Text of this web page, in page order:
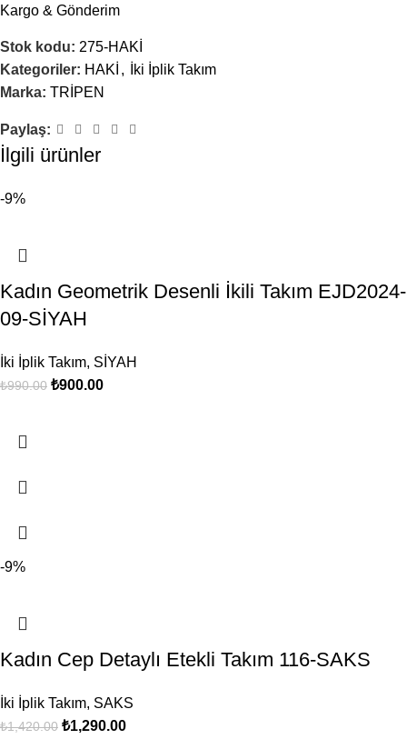
Kargo & Gönderim
Stok kodu: 275-HAKİ
Kategoriler: HAKİ ,
İki İplik Takım
Marka: TRİPEN
Paylaş:
İlgili ürünler
-9%
Kadın Geometrik Desenli İkili Takım EJD2024-
09-SİYAH
İki İplik Takım, SİYAH
₺990.00 ₺900.00
-9%
Kadın Cep Detaylı Etekli Takım 116-SAKS
İki İplik Takım, SAKS
₺1,420.00 ₺1,290.00